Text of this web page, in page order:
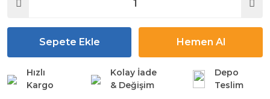
Sepete Ekle Hemen Al
Hızlı
Kargo
Kolay İade
& Değişim
Depo
Teslim